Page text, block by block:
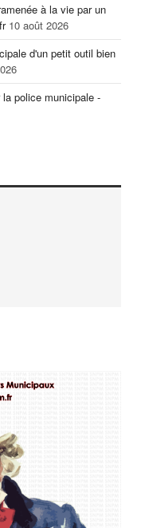
à la vie par un
10 août 2026
d'un petit outil bien
police municipale -